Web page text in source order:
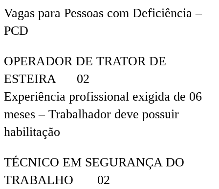
Vagas para Pessoas com Deficiência –
PCD
OPERADOR DE TRATOR DE
ESTEIRA 02
Experiência profissional exigida de 06
meses – Trabalhador deve possuir
habilitação
TÉCNICO EM SEGURANÇA DO
TRABALHO 02